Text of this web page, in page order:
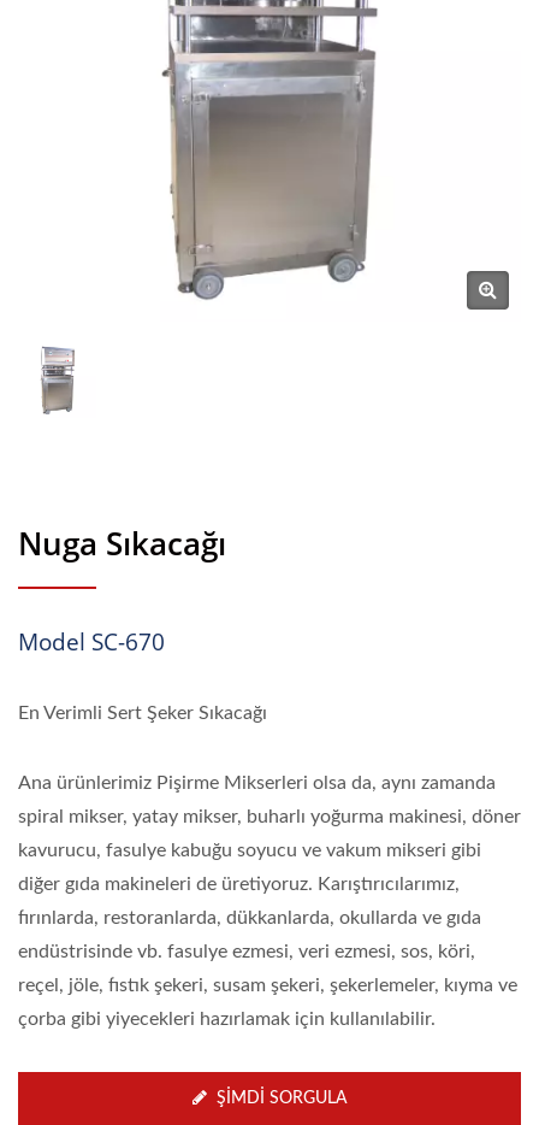
Nuga Sıkacağı
Model SC-670
En Verimli Sert Şeker Sıkacağı
Ana ürünlerimiz Pişirme Mikserleri olsa da, aynı zamanda
spiral mikser, yatay mikser, buharlı yoğurma makinesi, döner
kavurucu, fasulye kabuğu soyucu ve vakum mikseri gibi
diğer gıda makineleri de üretiyoruz. Karıştırıcılarımız,
fırınlarda, restoranlarda, dükkanlarda, okullarda ve gıda
endüstrisinde vb. fasulye ezmesi, veri ezmesi, sos, köri,
reçel, jöle, fıstık şekeri, susam şekeri, şekerlemeler, kıyma ve
çorba gibi yiyecekleri hazırlamak için kullanılabilir.
ŞIMDI SORGULA